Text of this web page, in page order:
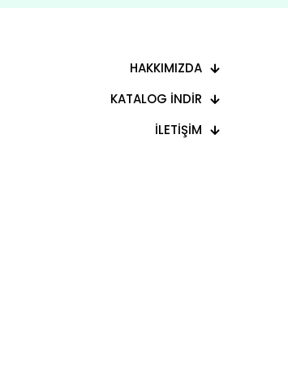
HAKKIMIZDA
KATALOG İNDİR
İLETİŞİM